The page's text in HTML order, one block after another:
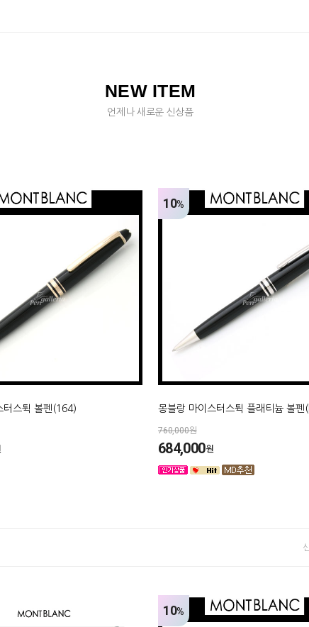
NEW ITEM
언제나 새로운 신상품
터스튁 볼펜(164)
10%
몽블랑 마이스터스튁 플래티늄 볼펜
760,000원
684,000원
10%